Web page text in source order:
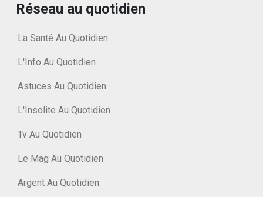
Réseau au quotidien
La Santé Au Quotidien
L'Info Au Quotidien
Astuces Au Quotidien
L'Insolite Au Quotidien
Tv Au Quotidien
Le Mag Au Quotidien
Argent Au Quotidien